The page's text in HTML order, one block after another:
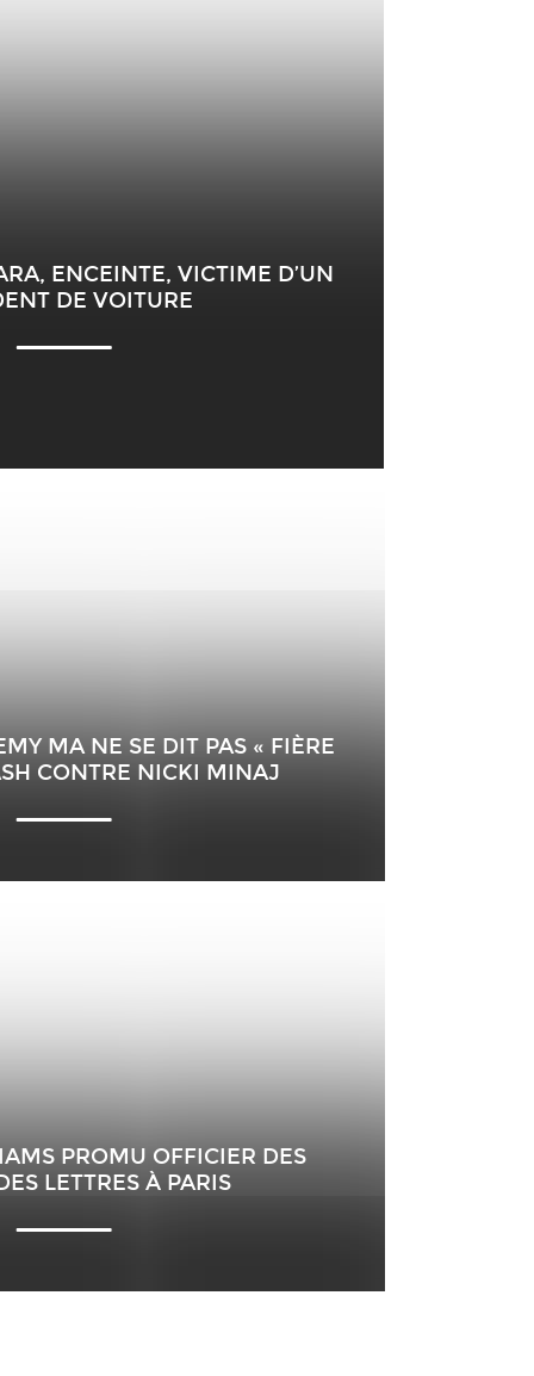
ENCEINTE, VICTIME D’UN
DE VOITURE
MA NE SE DIT PAS « FIÈRE
CONTRE NICKI MINAJ
PROMU OFFICIER DES
LETTRES À PARIS